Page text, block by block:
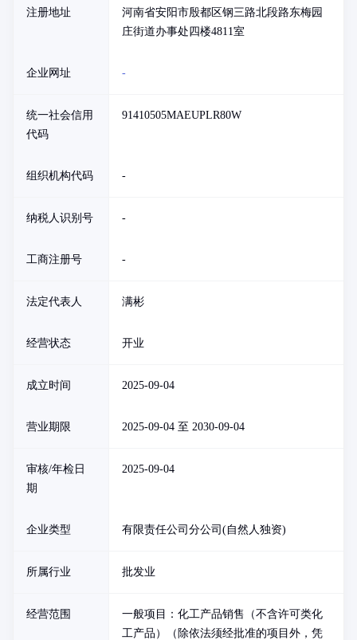
注册地址
河南省安阳市殷都区钢三路北段路东梅园
庄街道办事处四楼4811室
企业网址 -
统一社会信用
代码
91410505MAEUPLR80W
组织机构代码 -
纳税人识别号 -
工商注册号 -
法定代表人 满彬
经营状态 开业
成立时间 2025-09-04
营业期限 2025-09-04 至 2030-09-04
审核/年检日
期
2025-09-04
企业类型 有限责任公司分公司(自然人独资)
所属行业 批发业
经营范围
一般项目：化工产品销售（不含许可类化
工产品）（除依法须经批准的项目外，凭